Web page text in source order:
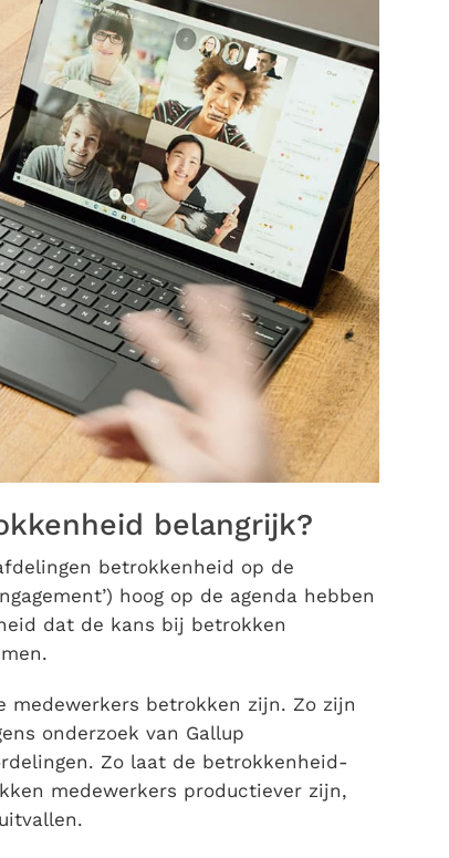
belangrijk?
betrokkenheid op de
hoog op de agenda hebben
dat de kans bij betrokken
medewerkers betrokken zijn. Zo zijn
onderzoek van Gallup
Zo laat de betrokkenheid-
medewerkers productiever zijn,